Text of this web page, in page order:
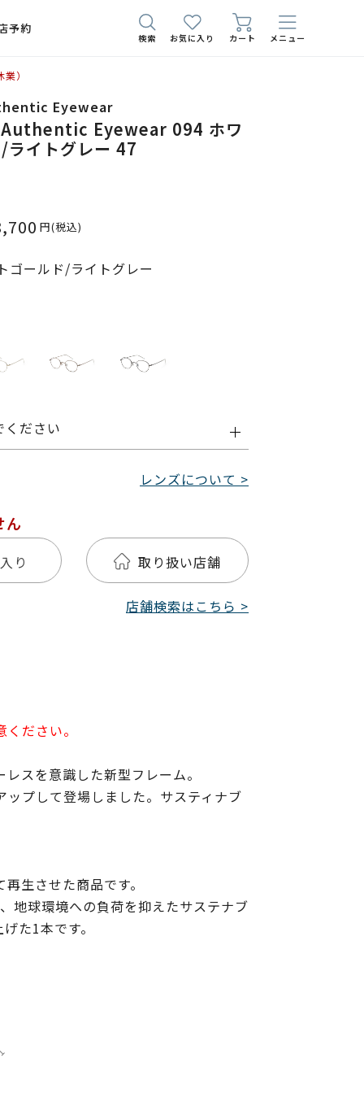
予約
検索 お気に入り カート メニュー
）
Eyewear
Eyewear 094 ホワ
ライトグレー 47
円(税込)
ゴールド/ライトグレー
ください
レンズについて >
ん
り 取り扱い店舗
店舗検索はこちら >
ださい。
スを意識した新型フレーム。
プして登場しました。サスティナブ
生させた商品です。
地球環境への負荷を抑えたサステナブ
た1本です。